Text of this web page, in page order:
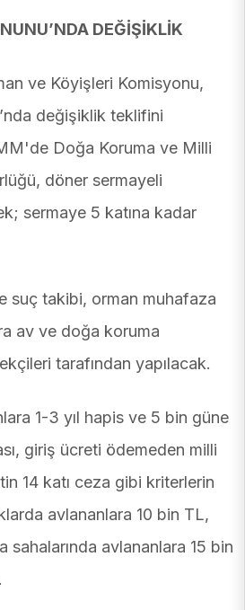
DEĞİŞİKLİK
ve Köyişleri Komisyonu,
değişiklik teklifini
Doğa Koruma ve Milli
döner sermayeli
sermaye 5 katına kadar
suç takibi, orman muhafaza
av ve doğa koruma
tarafından yapılacak.
1-3 yıl hapis ve 5 bin güne
giriş ücreti ödemeden milli
14 katı ceza gibi kriterlerin
avlananlara 10 bin TL,
sahalarında avlananlara 15 bin